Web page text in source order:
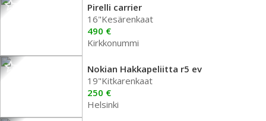
Pirelli carrier
16"Kesärenkaat
490 €
Kirkkonummi
Nokian Hakkapeliitta r5 ev
19"Kitkarenkaat
250 €
Helsinki